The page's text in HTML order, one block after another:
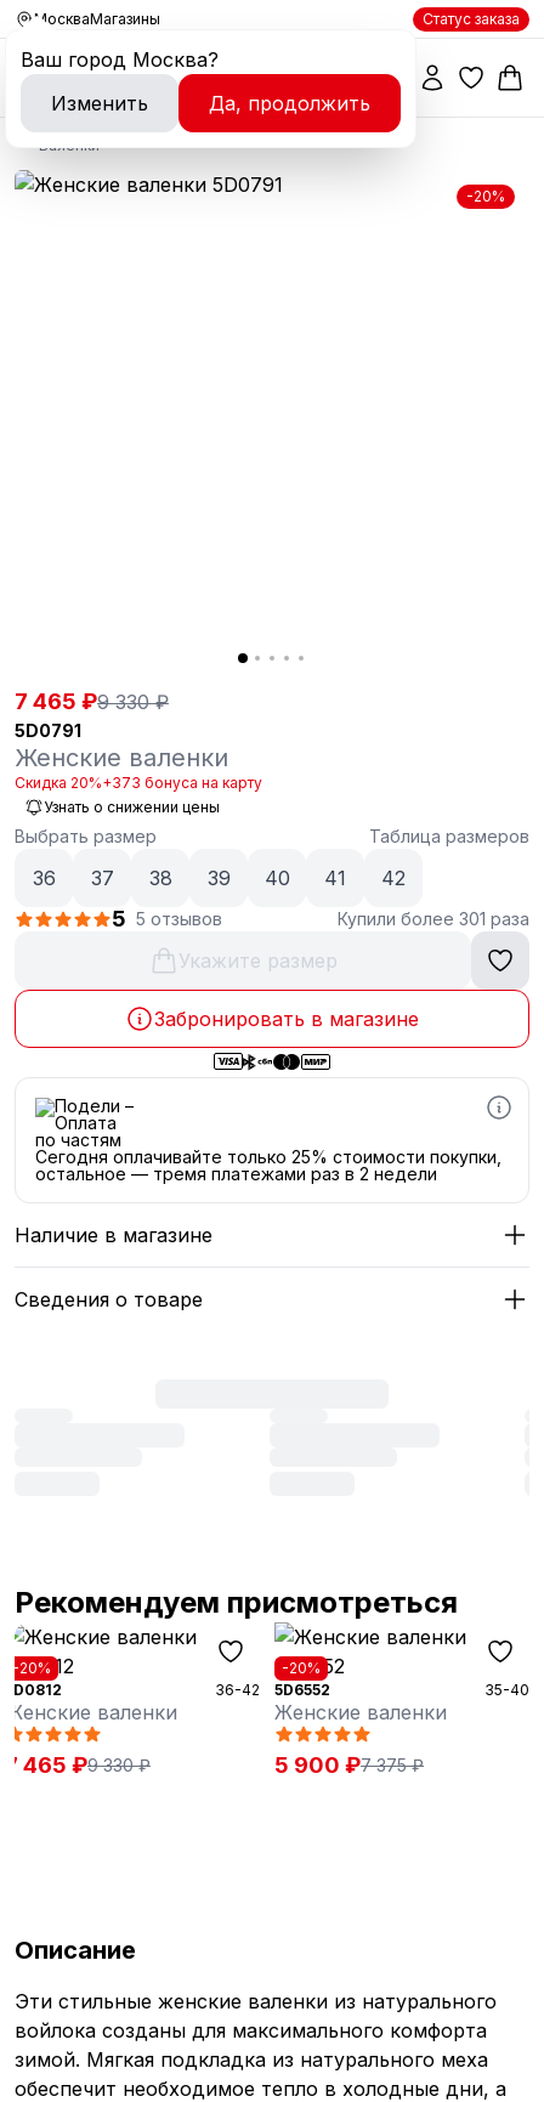
Москва
Ваш город Москва?
Изменить
Да, продолжить
Магазины Статус заказа
Валенки
-20%
7 465 ₽9 330 ₽
5D0791
Женские валенки
Скидка 20%+373 бонуса на карту
Узнать о снижении цены
Выбрать размер Таблица размеров
36 37 38 39 40 41 42
5 5 отзывов Купили более 301 раза
Укажите размер
Забронировать в магазине
Сегодня оплачивайте только 25% стоимости покупки,
остальное — тремя платежами раз в 2 недели
Наличие в магазине
Сведения о товаре
Рекомендуем присмотреться
-20%
5D0812
36-42
Женские валенки
7 465 ₽9 330 ₽
-20%
5D6552
35-40
Женские валенки
5 900 ₽7 375 ₽
Описание
Эти стильные женские валенки из натурального
войлока созданы для максимального комфорта
зимой. Мягкая подкладка из натурального меха
обеспечит необходимое тепло в холодные дни, а